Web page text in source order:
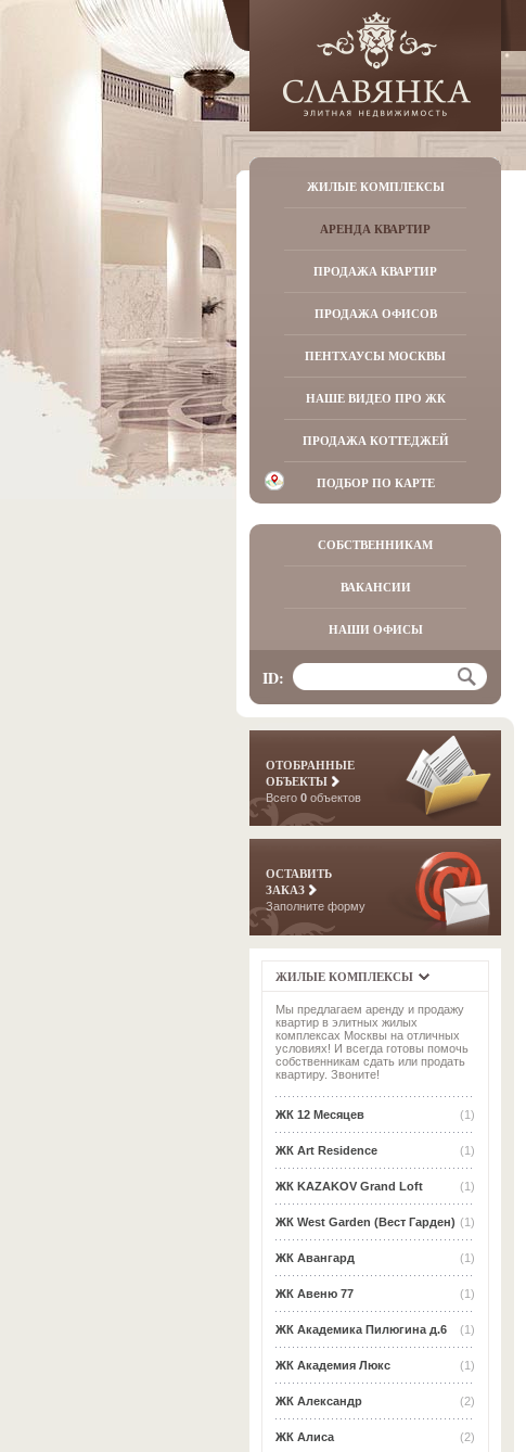
ЖИЛЫЕ КОМПЛЕКСЫ
АРЕНДА КВАРТИР
ПРОДАЖА КВАРТИР
ПРОДАЖА ОФИСОВ
ПЕНТХАУСЫ МОСКВЫ
НАШЕ ВИДЕО ПРО ЖК
ПРОДАЖА КОТТЕДЖЕЙ
ПОДБОР ПО КАРТЕ
СОБСТВЕННИКАМ
ВАКАНСИИ
НАШИ ОФИСЫ
ID:
ОТОБРАННЫЕ
ОБЪЕКТЫ
Всего 0 объектов
ОСТАВИТЬ
ЗАКАЗ
Заполните форму
ЖИЛЫЕ КОМПЛЕКСЫ
Мы предлагаем аренду и продажу
квартир в элитных жилых
комплексах Москвы на отличных
условиях! И всегда готовы помочь
собственникам сдать или продать
квартиру. Звоните!
(1)
ЖК 12 Месяцев
(1)
ЖК Art Residence
(1)
ЖК KAZAKOV Grand Loft
(1)
ЖК West Garden (Вест Гарден)
(1)
ЖК Авангард
(1)
ЖК Авеню 77
(1)
ЖК Академика Пилюгина д.6
(1)
ЖК Академия Люкс
(2)
ЖК Александр
(2)
ЖК Алиса